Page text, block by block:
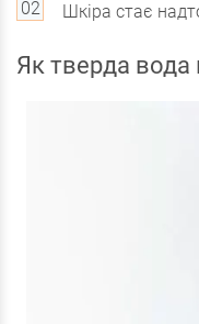
Шкіра стає
Як тверда